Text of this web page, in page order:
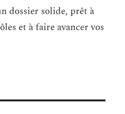
dossier solide, prêt à
et à faire avancer vos